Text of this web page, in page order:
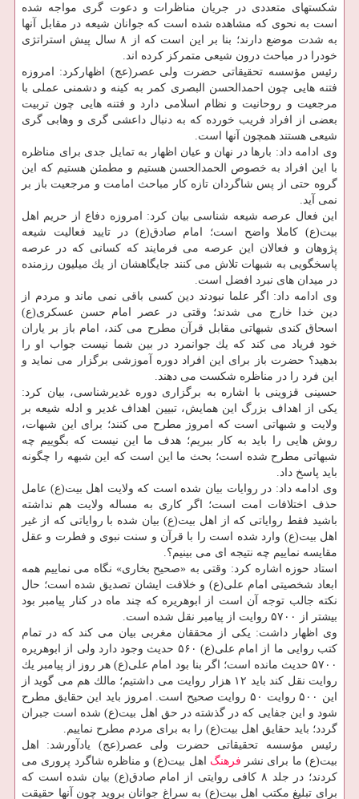
شكست‎های متعددی در جریان مناظرات و دعوت گری مواجه شده
است به نحوی كه مشاهده شده است كه جوانان شیعه در مقابل آنها
به شدت موضع دارند؛ بنا بر این است كه از ۸ سال پیش استراتژی
خودرا در مباحث درون شیعی متمركز كرده اند.
رئیس مؤسسه تحقیقاتی حضرت ولی عصر(عج) اظهاركرد: امروزه
فتنه هایی چون احمدالحسن البصری كمر به كینه و دشمنی عملی با
مرجعیت و روحانیت و نظام اسلامی دارد و فتنه هایی چون تربیت
بعضی از افراد فریب خورده كه به دنبال داعشی گری و وهابی گری
شیعی هستند همچون آنها است.
وی ادامه داد: بارها در نهان و عیان اظهار به تمایل جدی برای مناظره
با این افراد به خصوص الحمدالحسن هستیم و مطمئن هستیم كه این
گروه حتی از پس شاگردان تازه كار مباحث امامت و مرجعیت باز بر
نمی آید.
این فعال عرصه شیعه شناسی بیان كرد: امروزه دفاع از حریم اهل
بیت(ع) كاملا واضح است؛ امام صادق(ع) در تایید فعالیت شیعه
پژوهان و فعالان این عرصه می فرمایند كه كسانی كه در عرصه
پاسخگویی به شبهات تلاش می كنند جایگاهشان از یك میلیون رزمنده
در میدان های نبرد افضل است.
وی ادامه داد: اگر علما نبودند دین كسی باقی نمی ماند و مردم از
دین خدا خارج می شدند؛ وقتی در عصر امام حسن عسكری(ع)
اسحاق كندی شبهاتی مقابل قرآن مطرح می كند، امام باز بر یاران
خود فریاد می كند كه یك جوانمرد در بین شما نیست جواب او را
بدهید؟ حضرت باز برای این افراد دوره آموزشی برگزار می نماید و
این فرد را در مناظره شكست می دهند.
حسینی قزوینی با اشاره به برگزاری دوره غدیرشناسی، بیان كرد:
یكی از اهداف بزرگ این همایش، تبیین اهداف غدیر و ادله شیعه بر
ولایت و شبهاتی است كه امروز مطرح می كنند؛ برای این شبهات،
روش هایی را باید به كار ببریم؛ هدف ما این نیست كه بگوییم چه
شبهاتی مطرح شده است؛ بحث ما این است كه این شبهه را چگونه
باید پاسخ داد.
وی ادامه داد: در روایات بیان شده است كه ولایت اهل بیت(ع) عامل
حذف اختلافات امت است؛ اگر كاری به مساله ولایت هم نداشته
باشید فقط روایاتی كه از اهل بیت(ع) بیان شده با روایاتی كه از غیر
اهل بیت(ع) وارد شده است را با قرآن و سنت نبوی و فطرت و عقل
مقایسه نماییم چه نتیجه ای می بینیم؟.
استاد حوزه اشاره كرد: وقتی به «صحیح بخاری» نگاه می نماییم همه
ابعاد شخصیتی امام علی(ع) و خلافت ایشان تصدیق شده است؛ حال
نكته جالب توجه آن است از ابوهریره كه چند ماه در كنار پیامبر بود
بیشتر از ۵۷۰۰ روایت از پیامبر نقل شده است.
وی اظهار داشت: یكی از محققان مغربی بیان می كند كه در تمام
كتب روایی ما از امام علی(ع) ۵۶۰ حدیث وجود دارد ولی از ابوهریره
۵۷۰۰ حدیث مانده است؛ اگر بنا بود امام علی(ع) هر روز از پیامبر یك
روایت نقل كند باید ۱۲ هزار روایت می داشتیم؛ مالك هم می گوید از
این ۵۰۰ روایت ۵۰ روایت صحیح است. امروز باید این حقایق مطرح
شود و این جفایی كه در گذشته در حق اهل بیت(ع) شده است جبران
گردد؛ باید حقایق اهل بیت(ع) را به برای مردم مطرح نماییم.
رئیس مؤسسه تحقیقاتی حضرت ولی عصر(عج) یادآورشد: اهل
بیت(ع) ما برای نشر فرهنگ اهل بیت(ع) و مناظره شاگرد پروری می
كردند؛ در جلد ۸ كافی روایتی از امام صادق(ع) بیان شده است كه
برای تبلیغ مكتب اهل بیت(ع) به سراغ جوانان بروید چون آنها حقیقت